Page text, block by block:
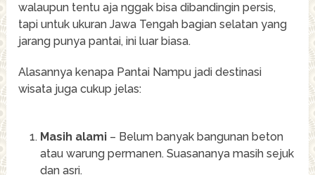
walaupun tentu aja nggak bisa dibandingin persis,
tapi untuk ukuran Jawa Tengah bagian selatan yang
jarang punya pantai, ini luar biasa.
Alasannya kenapa Pantai Nampu jadi destinasi
wisata juga cukup jelas:
Masih alami– Belum banyak bangunan beton
atau warung permanen. Suasananya masih sejuk
dan asri.